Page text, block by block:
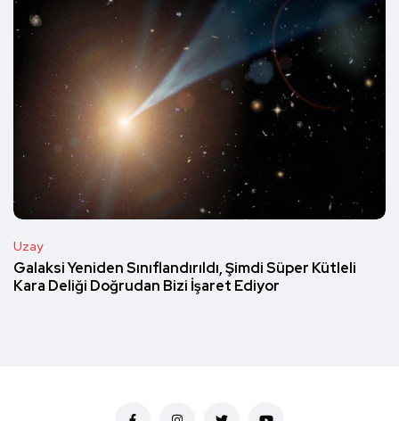
Uzay
Galaksi Yeniden Sınıflandırıldı, Şimdi Süper Kütleli
Kara Deliği Doğrudan Bizi İşaret Ediyor